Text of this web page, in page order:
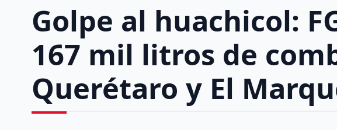
Golpe al huachicol:
167 mil litros de
Querétaro y El